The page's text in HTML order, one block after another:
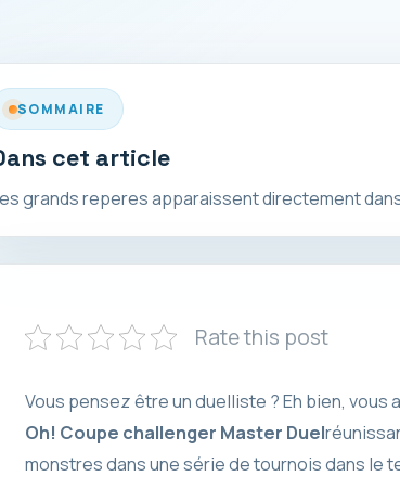
SOMMAIRE
cet article
grands reperes apparaissent directement
Rate this post
Vous pensez être un duelliste ? Eh bien,
Oh! Coupe challenger Master Duel
monstres dans une série de tournois dans le